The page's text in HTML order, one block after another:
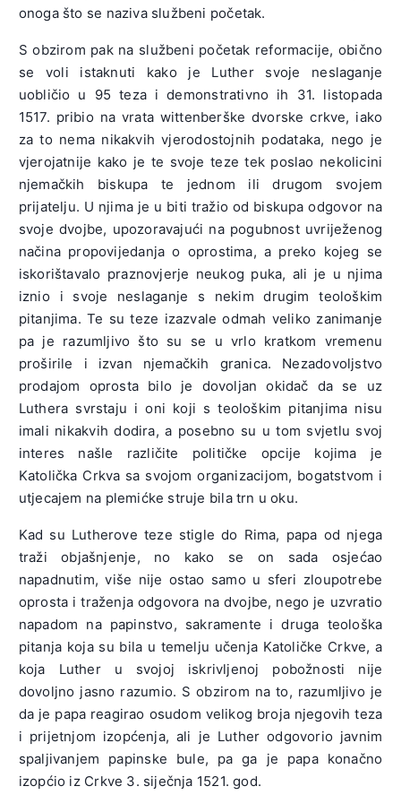
onoga što se naziva službeni početak.
S obzirom pak na službeni početak reformacije, obično
se voli istaknuti kako je Luther svoje neslaganje
uobličio u 95 teza i demonstrativno ih 31. listopada
1517. pribio na vrata wittenberške dvorske crkve, iako
za to nema nikakvih vjerodostojnih podataka, nego je
vjerojatnije kako je te svoje teze tek poslao nekolicini
njemačkih biskupa te jednom ili drugom svojem
prijatelju. U njima je u biti tražio od biskupa odgovor na
svoje dvojbe, upozoravajući na pogubnost uvriježenog
načina propovijedanja o oprostima, a preko kojeg se
iskorištavalo praznovjerje neukog puka, ali je u njima
iznio i svoje neslaganje s nekim drugim teološkim
pitanjima. Te su teze izazvale odmah veliko zanimanje
pa je razumljivo što su se u vrlo kratkom vremenu
proširile i izvan njemačkih granica. Nezadovoljstvo
prodajom oprosta bilo je dovoljan okidač da se uz
Luthera svrstaju i oni koji s teološkim pitanjima nisu
imali nikakvih dodira, a posebno su u tom svjetlu svoj
interes našle različite političke opcije kojima je
Katolička Crkva sa svojom organizacijom, bogatstvom i
utjecajem na plemićke struje bila trn u oku.
Kad su Lutherove teze stigle do Rima, papa od njega
traži objašnjenje, no kako se on sada osjećao
napadnutim, više nije ostao samo u sferi zloupotrebe
oprosta i traženja odgovora na dvojbe, nego je uzvratio
napadom na papinstvo, sakramente i druga teološka
pitanja koja su bila u temelju učenja Katoličke Crkve, a
koja Luther u svojoj iskrivljenoj pobožnosti nije
dovoljno jasno razumio. S obzirom na to, razumljivo je
da je papa reagirao osudom velikog broja njegovih teza
i prijetnjom izopćenja, ali je Luther odgovorio javnim
spaljivanjem papinske bule, pa ga je papa konačno
izopćio iz Crkve 3. siječnja 1521. god.